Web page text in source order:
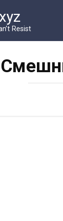
Resist